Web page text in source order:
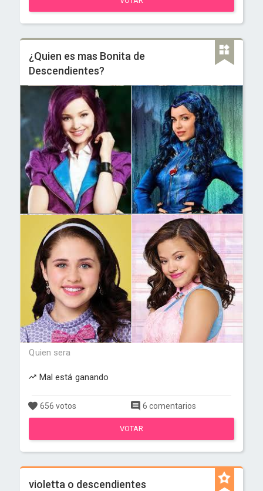
¿Quien es mas Bonita de
Descendientes?
Quien sera
Mal está ganando
656 votos 6 comentarios
VOTAR
violetta o descendientes